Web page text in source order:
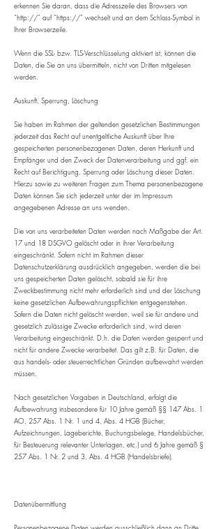
erkennen Sie daran, dass die Adresszeile des Browsers von
“http://” auf “https://” wechselt und an dem Schloss-Symbol in
Ihrer Browserzeile.
Wenn die SSL- bzw. TLS-Verschlüsselung aktiviert ist, können die
Daten, die Sie an uns übermitteln, nicht von Dritten mitgelesen
werden.
Auskunft, Sperrung, Löschung
Sie haben im Rahmen der geltenden gesetzlichen Bestimmungen
jederzeit das Recht auf unentgeltliche Auskunft über Ihre
gespeicherten personenbezogenen Daten, deren Herkunft und
Empfänger und den Zweck der Datenverarbeitung und ggf. ein
Recht auf Berichtigung, Sperrung oder Löschung dieser Daten.
Hierzu sowie zu weiteren Fragen zum Thema personenbezogene
Daten können Sie sich jederzeit unter der im Impressum
angegebenen Adresse an uns wenden.
​Die von uns verarbeiteten Daten werden nach Maßgabe der Art.
17 und 18 DSGVO gelöscht oder in ihrer Verarbeitung
eingeschränkt. Sofern nicht im Rahmen dieser
Datenschutzerklärung ausdrücklich angegeben, werden die bei
uns gespeicherten Daten gelöscht, sobald sie für ihre
Zweckbestimmung nicht mehr erforderlich sind und der Löschung
keine gesetzlichen Aufbewahrungspflichten entgegenstehen.
Sofern die Daten nicht gelöscht werden, weil sie für andere und
gesetzlich zulässige Zwecke erforderlich sind, wird deren
Verarbeitung eingeschränkt. D.h. die Daten werden gesperrt und
nicht für andere Zwecke verarbeitet. Das gilt z.B. für Daten, die
aus handels- oder steuerrechtlichen Gründen aufbewahrt werden
müssen.
Nach gesetzlichen Vorgaben in Deutschland, erfolgt die
Aufbewahrung insbesondere für 10 Jahre gemäß §§ 147 Abs. 1
AO, 257 Abs. 1 Nr. 1 und 4, Abs. 4 HGB (Bücher,
Aufzeichnungen, Lageberichte, Buchungsbelege, Handelsbücher,
für Besteuerung relevanter Unterlagen, etc.) und 6 Jahre gemäß §
257 Abs. 1 Nr. 2 und 3, Abs. 4 HGB (Handelsbriefe).
Datenübermittlung